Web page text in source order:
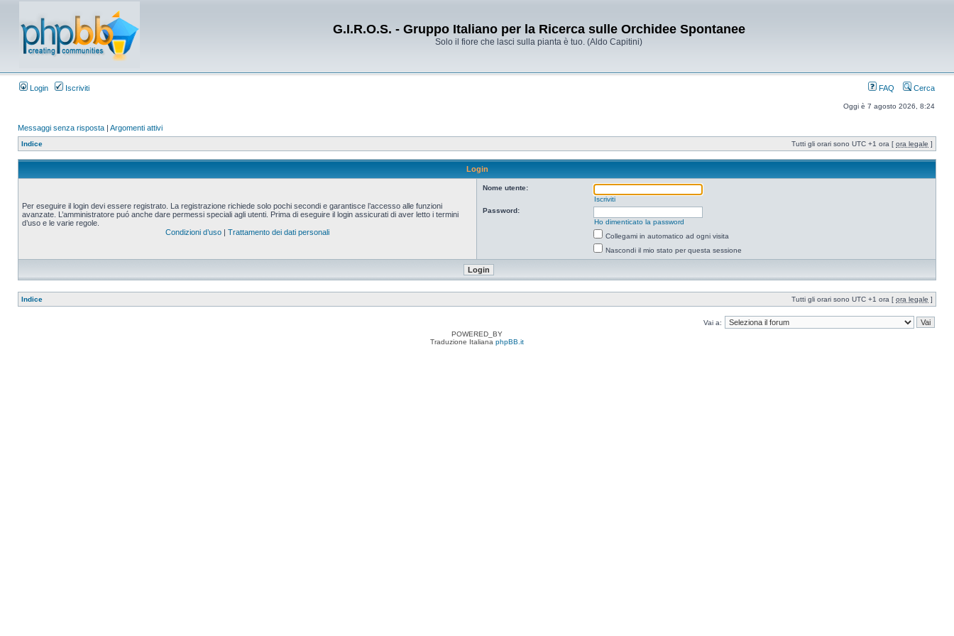
G.I.R.O.S. - Gruppo Italiano per la Ricerca sulle Orchidee Spontanee
Solo il fiore che lasci sulla pianta è tuo. (Aldo Capitini)
Login Iscriviti FAQ Cerca
Oggi è 7 agosto 2026, 8:24
Messaggi senza risposta | Argomenti attivi
Indice Tutti gli orari sono UTC +1 ora [ ora legale ]
Login
Per eseguire il login devi essere registrato. La registrazione richiede solo pochi secondi e garantisce l’accesso alle funzioni
avanzate. L’amministratore puó anche dare permessi speciali agli utenti. Prima di eseguire il login assicurati di aver letto i termini
d’uso e le varie regole.
Condizioni d’uso | Trattamento dei dati personali
Nome utente:
Iscriviti
Password:
Ho dimenticato la password
Collegami in automatico ad ogni visita
Nascondi il mio stato per questa sessione
Indice Tutti gli orari sono UTC +1 ora [ ora legale ]
Vai a:
POWERED_BY
Traduzione Italiana phpBB.it